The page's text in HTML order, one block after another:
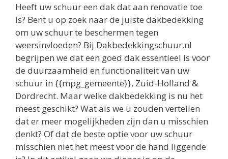
Heeft uw schuur een dak dat aan renovatie toe
is? Bent u op zoek naar de juiste dakbedekking
om uw schuur te beschermen tegen
weersinvloeden? Bij Dakbedekkingschuur.nl
begrijpen we dat een goed dak essentieel is voor
de duurzaamheid en functionaliteit van uw
schuur in {{mpg_gemeente}}, Zuid-Holland &
Dordrecht. Maar welke dakbedekking is nu het
meest geschikt? Wat als we u zouden vertellen
dat er meer mogelijkheden zijn dan u misschien
denkt? Of dat de beste optie voor uw schuur
misschien niet het meest voor de hand liggende